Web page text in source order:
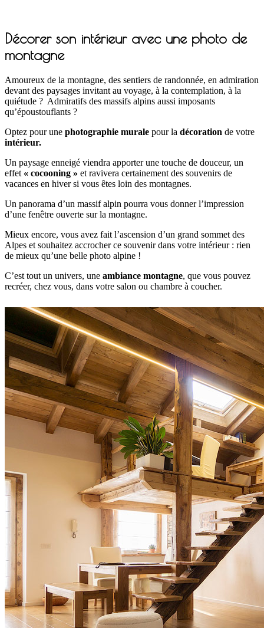
Décorer son intérieur avec une photo de
montagne
Amoureux de la montagne, des sentiers de randonnée, en admiration
devant des paysages invitant au voyage, à la contemplation, à la
quiétude ? Admiratifs des massifs alpins aussi imposants
qu’époustouflants ?
Optez pour une photographie murale pour la décoration de votre
intérieur.
Un paysage enneigé viendra apporter une touche de douceur, un
effet « cocooning » et ravivera certainement des souvenirs de
vacances en hiver si vous êtes loin des montagnes.
Un panorama d’un massif alpin pourra vous donner l’impression
d’une fenêtre ouverte sur la montagne.
Mieux encore, vous avez fait l’ascension d’un grand sommet des
Alpes et souhaitez accrocher ce souvenir dans votre intérieur : rien
de mieux qu’une belle photo alpine !
C’est tout un univers, une ambiance montagne, que vous pouvez
recréer, chez vous, dans votre salon ou chambre à coucher.